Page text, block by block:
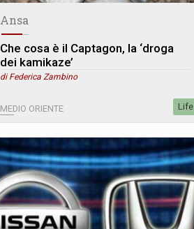
Ansa
Che cosa è il Captagon, la ‘droga
dei kamikaze’
di Federica Zambino
MEDIO ORIENTE Life